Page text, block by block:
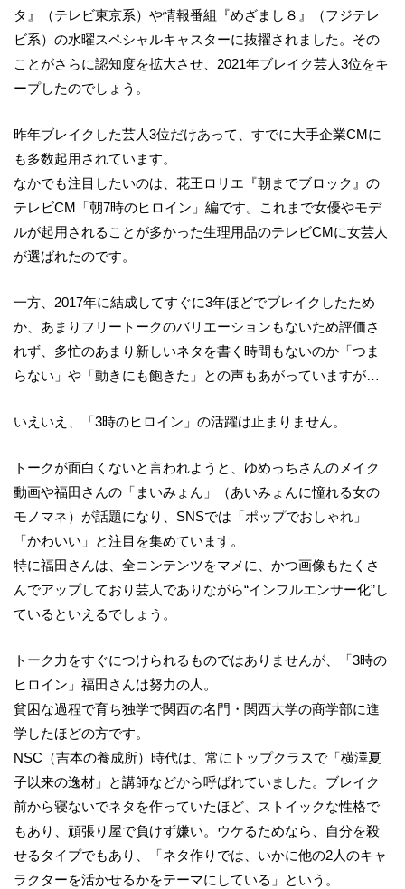
タ』（テレビ東京系）や情報番組『めざまし８』（フジテレ
ビ系）の水曜スペシャルキャスターに抜擢されました。その
ことがさらに認知度を拡大させ、2021年ブレイク芸人3位をキ
ープしたのでしょう。
昨年ブレイクした芸人3位だけあって、すでに大手企業CMに
も多数起用されています。
なかでも注目したいのは、花王ロリエ『朝までブロック』の
テレビCM「朝7時のヒロイン」編です。これまで女優やモデ
ルが起用されることが多かった生理用品のテレビCMに女芸人
が選ばれたのです。
一方、2017年に結成してすぐに3年ほどでブレイクしたため
か、あまりフリートークのバリエーションもないため評価さ
れず、多忙のあまり新しいネタを書く時間もないのか「つま
らない」や「動きにも飽きた」との声もあがっていますが…
いえいえ、「3時のヒロイン」の活躍は止まりません。
トークが面白くないと言われようと、ゆめっちさんのメイク
動画や福田さんの「まいみょん」（あいみょんに憧れる女の
モノマネ）が話題になり、SNSでは「ポップでおしゃれ」
「かわいい」と注目を集めています。
特に福田さんは、全コンテンツをマメに、かつ画像もたくさ
んでアップしており芸人でありながら“インフルエンサー化”し
ているといえるでしょう。
トーク力をすぐにつけられるものではありませんが、「3時の
ヒロイン」福田さんは努力の人。
貧困な過程で育ち独学で関西の名門・関西大学の商学部に進
学したほどの方です。
NSC（吉本の養成所）時代は、常にトップクラスで「横澤夏
子以来の逸材」と講師などから呼ばれていました。ブレイク
前から寝ないでネタを作っていたほど、ストイックな性格で
もあり、頑張り屋で負けず嫌い。ウケるためなら、自分を殺
せるタイプでもあり、「ネタ作りでは、いかに他の2人のキャ
ラクターを活かせるかをテーマにしている」という。